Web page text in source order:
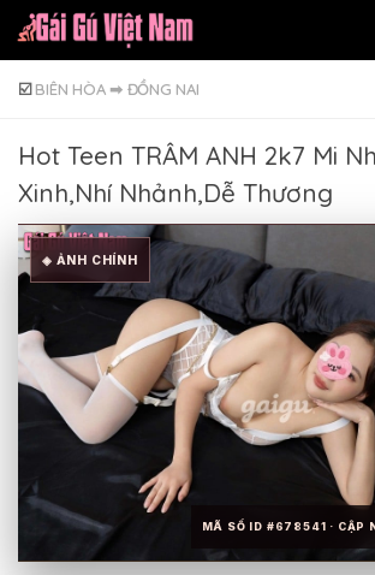
Skip to content
☑️BIÊN HÒA ➡ ĐỒNG NAI
Hot Teen TRÂM ANH 2k7 Mi
Xinh,Nhí Nhảnh,Dễ Thương
◈ ẢNH CHÍNH
MÃ SỐ ID #678541 ·